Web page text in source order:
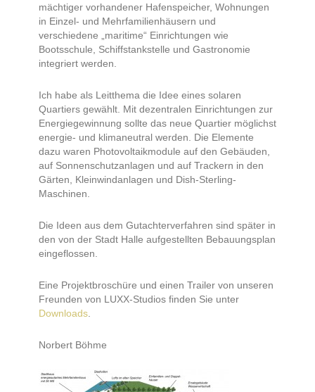
mächtiger vorhandener Hafenspeicher, Wohnungen
in Einzel- und Mehrfamilienhäusern und
verschiedene „maritime“ Einrichtungen wie
Bootsschule, Schiffstankstelle und Gastronomie
integriert werden.
Ich habe als Leitthema die Idee eines solaren
Quartiers gewählt. Mit dezentralen Einrichtungen zur
Energiegewinnung sollte das neue Quartier möglichst
energie- und klimaneutral werden. Die Elemente
dazu waren Photovoltaikmodule auf den Gebäuden,
auf Sonnenschutzanlagen und auf Trackern in den
Gärten, Kleinwindanlagen und Dish-Sterling-
Maschinen.
Die Ideen aus dem Gutachterverfahren sind später in
den von der Stadt Halle aufgestellten Bebauungsplan
eingeflossen.
Eine Projektbroschüre und einen Trailer von unseren
Freunden von LUXX-Studios finden Sie unter
Downloads
Norbert Böhme